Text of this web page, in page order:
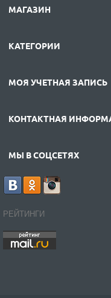
МАГАЗИН
КАТЕГОРИИ
МОЯ УЧЕТНАЯ ЗАПИСЬ
КОНТАКТНАЯ
МЫ В СОЦСЕТЯХ
РЕЙТИНГИ